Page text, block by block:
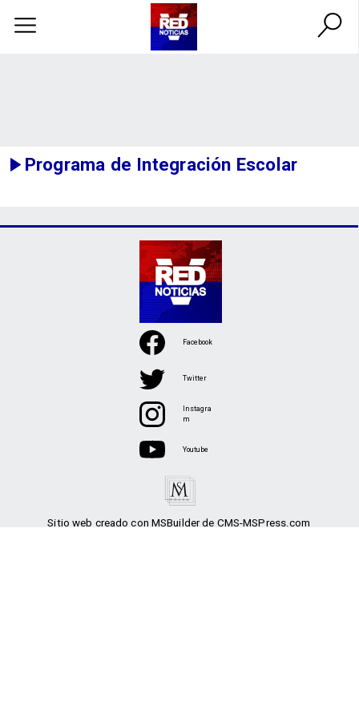
Programa de Integración Escolar
Sitio web creado con MSBuilder de CMS-MSPress.com
Facebook
Twitter
Instagra
m
Youtube